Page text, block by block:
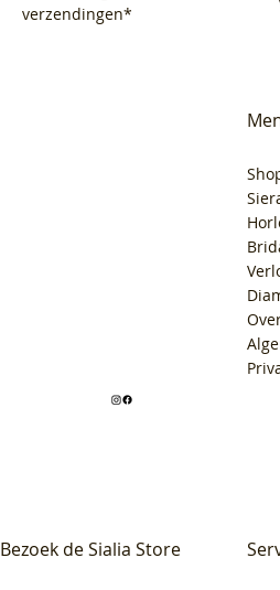
verzendingen*
Bezoek de Sialia Store